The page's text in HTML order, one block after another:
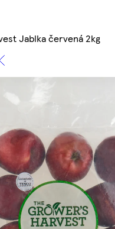
Jablka červená 2kg